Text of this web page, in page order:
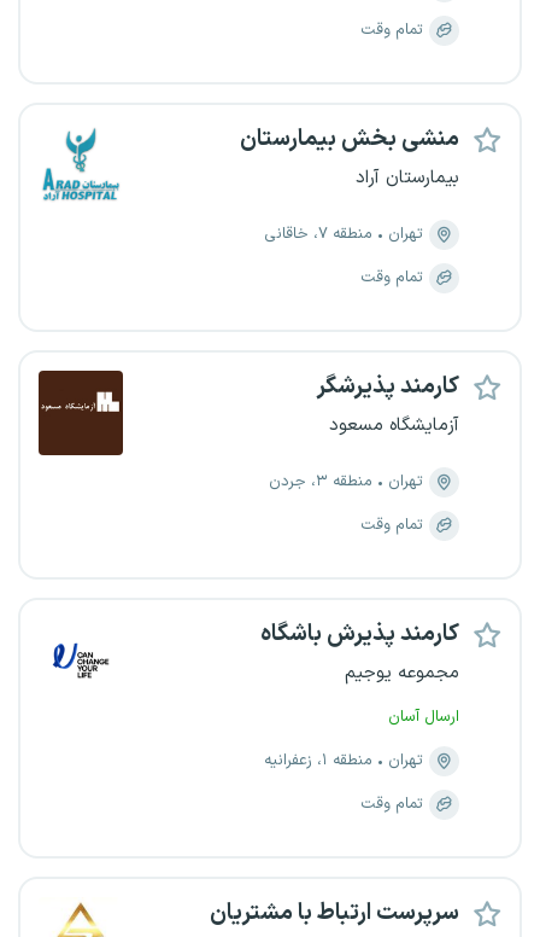
تمام وقت
منشی بخش بیمارستان
بیمارستان آراد
تهران
منطقه ۷، خاقانی
تمام وقت
کارمند پذیرشگر
آزمایشگاه مسعود
تهران
منطقه ۳، جردن
تمام وقت
کارمند پذیرش باشگاه
مجموعه یوجیم
ارسال آسان
تهران
منطقه ۱، زعفرانیه
تمام وقت
سرپرست ارتباط با مشتریان